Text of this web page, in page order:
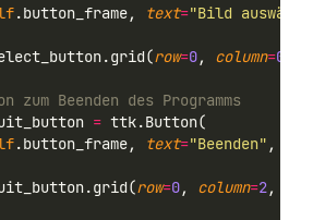
.button_frame, text="Bild
row=0, column=0
zum Beenden des Programms
= ttk.Button(
.button_frame, text="Beenden" ,
row=0, column=2,